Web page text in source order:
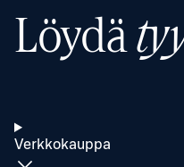
Löydä
Verkkokauppa